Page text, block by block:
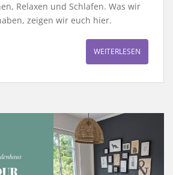
Relaxen und Schlafen. Was wir
zeigen wir euch hier.
WEITERLESEN